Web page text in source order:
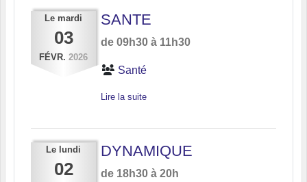
Le mardi
03
FÉVR. 2026
SANTE
de 09h30 à 11h30
Santé
Lire la suite
Le lundi
02
DYNAMIQUE
de 18h30 à 20h